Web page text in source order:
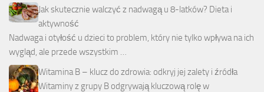
Jak skutecznie walczyć z nadwagą u 8-latków? Dieta i
aktywność
Nadwaga i otyłość u dzieci to problem, który nie tylko wpływa na ich
wygląd, ale przede wszystkim …
Witamina B – klucz do zdrowia: odkryj jej zalety i źródła
Witaminy z grupy B odgrywają kluczową rolę w